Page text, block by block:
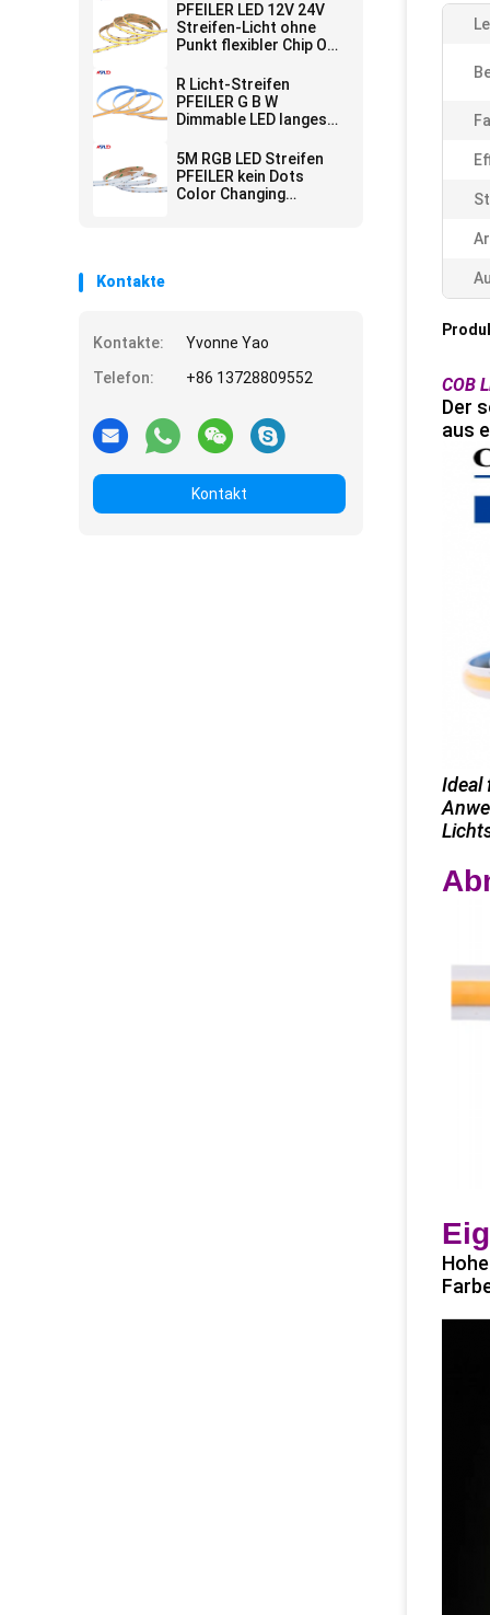
PFEILER LED 12V 24V
Streifen-Licht ohne
Punkt flexibler Chip On
R Licht-Streifen
PFEILER G B W
Dimmable LED langes
Decke
5M RGB LED Streifen
PFEILER kein Dots
Color Changing
Kontakte
Kontakte:
Yvonne Yao
Telefon:
+86 13728809552
Kontakt
COB
Der
aus
Ideal